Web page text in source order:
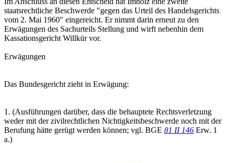
staatsrechtliche Beschwerde "gegen das Urteil des Handelsgerichts
vom 2. Mai 1960" eingereicht. Er nimmt darin erneut zu den
Erwägungen des Sachurteils Stellung und wirft nebenhin dem
Kassationsgericht Willkür vor.
Erwägungen
Das Bundesgericht zieht in Erwägung:
1. (Ausführungen darüber, dass die behauptete Rechtsverletzung
weder mit der zivilrechtlichen Nichtigkeitsbeschwerde noch mit der
Berufung hätte gerügt werden können; vgl. BGE 81 II 146 Erw. 1
a.)